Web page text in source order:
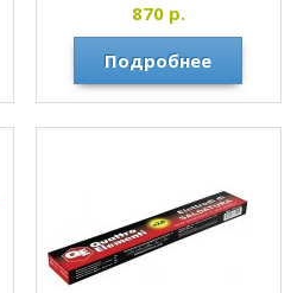
870р.
Подробнее